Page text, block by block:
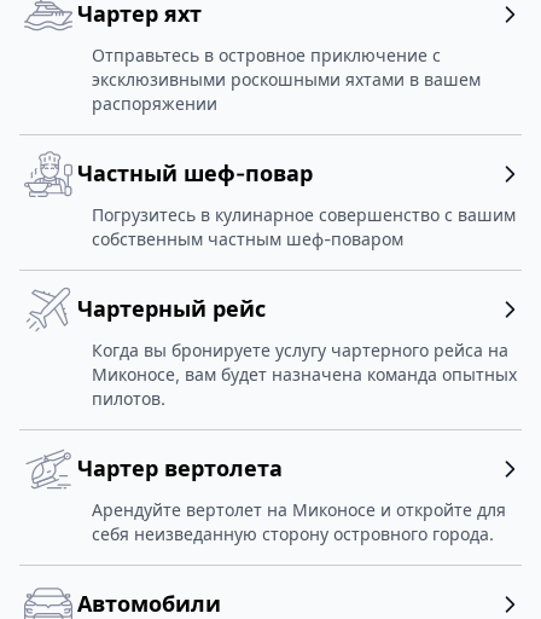
Чартер яхт
Отправьтесь в островное приключение с
эксклюзивными роскошными яхтами в вашем
распоряжении
Частный шеф-повар
Погрузитесь в кулинарное совершенство с вашим
собственным частным шеф-поваром
Чартерный рейс
Когда вы бронируете услугу чартерного рейса на
Миконосе, вам будет назначена команда опытных
пилотов.
Чартер вертолета
Арендуйте вертолет на Миконосе и откройте для
себя неизведанную сторону островного города.
Автомобили